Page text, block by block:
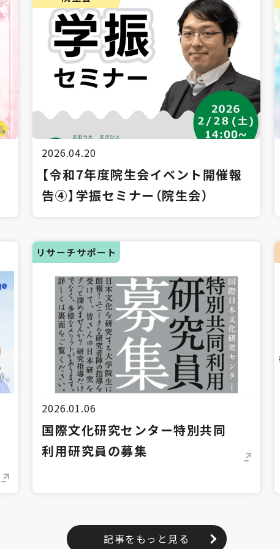
2026.04.20
【令和7年度院生会イベント開催報
告④】学振セミナー（院生会）
リサーチサポート
2026.01.06
国際文化研究センター特別共同
利用研究員の募集
記事をもっと見る